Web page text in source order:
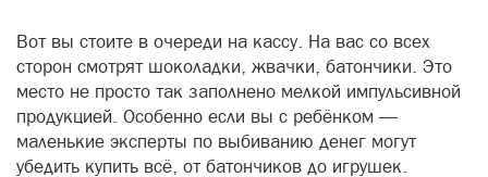
Вот вы стоите в очереди на кассу. На вас со всех
сторон смотрят шоколадки, жвачки, батончики. Это
место не просто так заполнено мелкой импульсивной
продукцией. Особенно если вы с ребёнком —
маленькие эксперты по выбиванию денег могут
убедить купить всё, от батончиков до игрушек.